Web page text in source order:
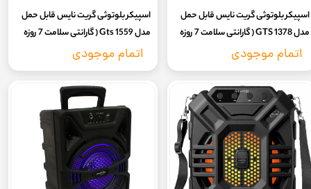
اسپیکر بلوتوثی گریت نایس قابل حمل
مدل GTS 1378 ( گارانتی سلامت 7 روزه
کالا)
اتمام موجودی
اسپیکر بلوتوثی گریت نایس قابل حمل
مدل Gts 1559 ( گارانتی سلامت 7 روزه
کالا)
اتمام موجودی